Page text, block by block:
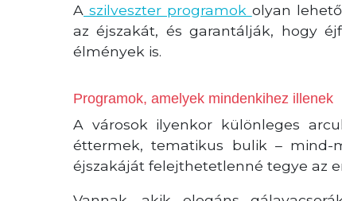
A szilveszter programok olyan
az éjszakát, és garantálják, hogy
élmények is.
Programok, amelyek mindenkihez illenek
A városok ilyenkor különleges
éttermek, tematikus bulik – mind-
éjszakáját felejthetetlenné tegye az